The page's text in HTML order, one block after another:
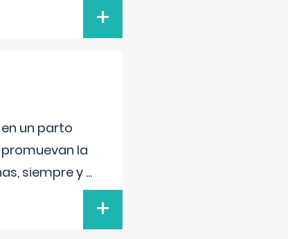
+
un parto
la
siempre y ...
+